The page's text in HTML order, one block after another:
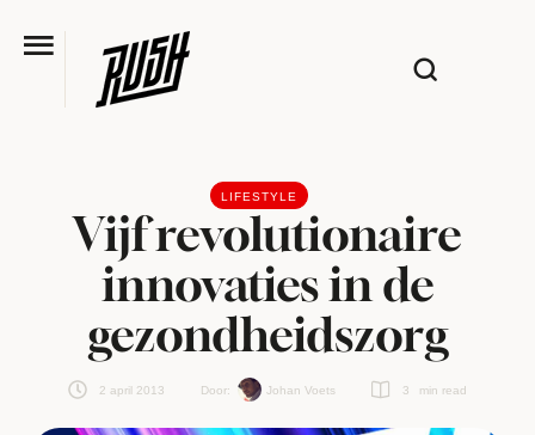
LIFESTYLE
Vijf revolutionaire
innovaties in de
gezondheidszorg
2 april 2013 Door: Johan Voets 3 min read